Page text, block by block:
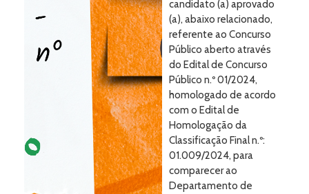
candidato (a) aprovado
(a), abaixo relacionado,
referente ao Concurso
Público aberto através
do Edital de Concurso
Público n.º 01/2024,
homologado de acordo
com o Edital de
Homologação da
Classificação Final n.º:
01.009/2024, para
comparecer ao
Departamento de